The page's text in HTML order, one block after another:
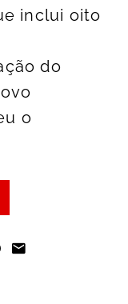
inclui oito
do
o